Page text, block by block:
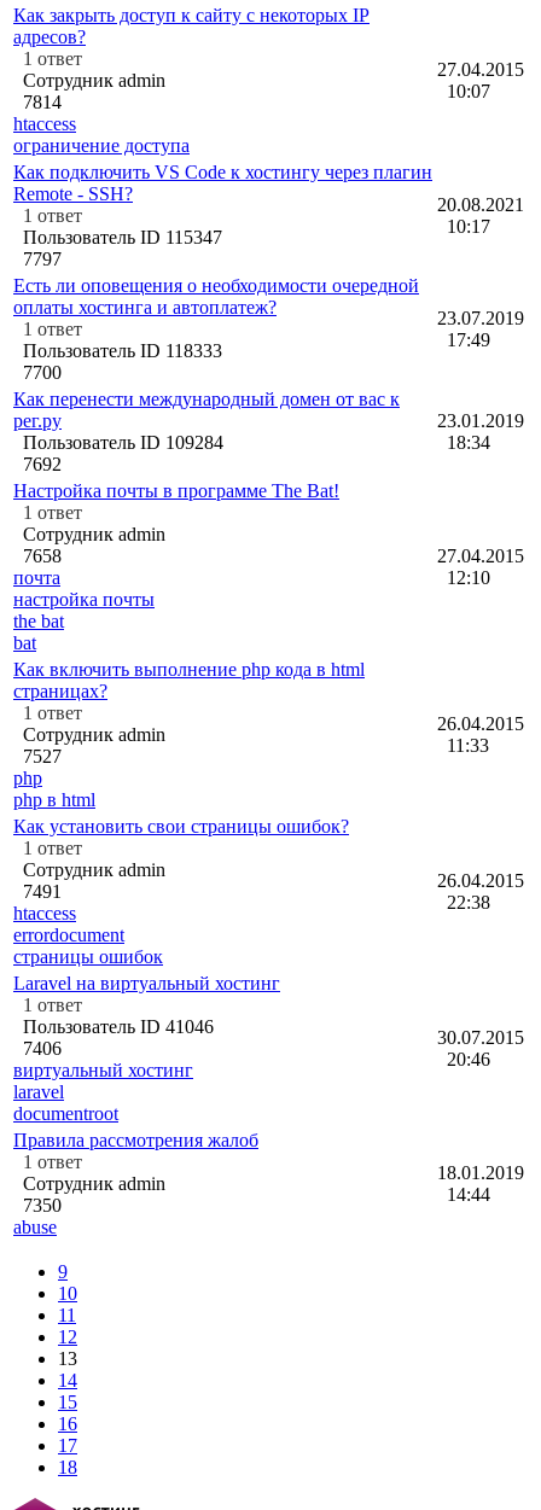
Как закрыть доступ к сайту с некоторых IP
адресов?
1 ответ
Сотрудник admin
7814
htaccess
ограничение доступа
27.04.2015
10:07
Как подключить VS Code к хостингу через плагин
Remote - SSH?
1 ответ
Пользователь ID 115347
7797
20.08.2021
10:17
Есть ли оповещения о необходимости очередной
оплаты хостинга и автоплатеж?
1 ответ
Пользователь ID 118333
7700
23.07.2019
17:49
Как перенести международный домен от вас к
рег.ру
Пользователь ID 109284
7692
23.01.2019
18:34
Настройка почты в программе The Bat!
1 ответ
Сотрудник admin
7658
почта
настройка почты
the bat
bat
27.04.2015
12:10
Как включить выполнение php кода в html
страницах?
1 ответ
Сотрудник admin
7527
php
php в html
26.04.2015
11:33
Как установить свои страницы ошибок?
1 ответ
Сотрудник admin
7491
htaccess
errordocument
страницы ошибок
26.04.2015
22:38
Laravel на виртуальный хостинг
1 ответ
Пользователь ID 41046
7406
виртуальный хостинг
laravel
documentroot
30.07.2015
20:46
Правила рассмотрения жалоб
1 ответ
Сотрудник admin
7350
abuse
18.01.2019
14:44
9
10
11
12
13
14
15
16
17
18